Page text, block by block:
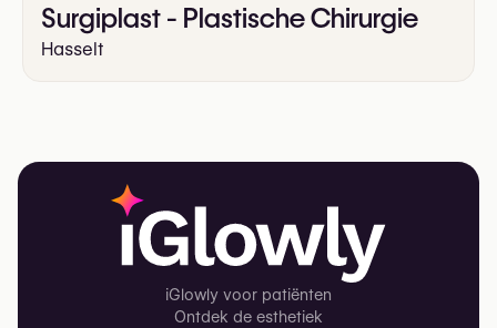
Surgiplast - Plastische Chirurgie
Hasselt
iGlowly voor patiënten
Ontdek de esthetiek